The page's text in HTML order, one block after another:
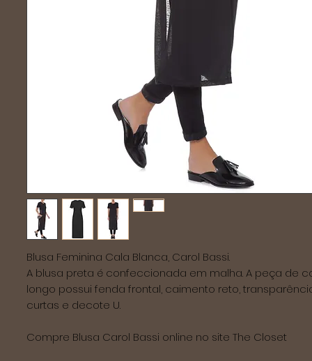
Blusa Feminina Cala Blanca, Carol Bassi.
A blusa preta é confeccionada em malha. A peça de
longo possui fenda frontal, caimento reto,
curtas e decote U.
Compre Blusa Carol Bassi online no site The Closet